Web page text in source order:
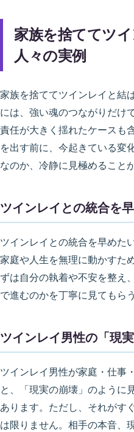
家族を捨ててツ
人々の実例
家族を捨ててツインレイと結
には、強い魂のつながりだけ
責任が大きく揺れたケースも
を出す前に、今起きている変
なのか、冷静に見極めること
ツインレイとの統合を
ツインレイとの統合を早めた
家庭や人生を無理に動かすた
ずは自分の執着や不安を整え
で進むのかを丁寧に見てもら
ツインレイ男性の「現実
ツインレイ男性が家庭・仕事
と、「現実の崩壊」のように
あります。ただし、それがす
は限りません。相手の本音、